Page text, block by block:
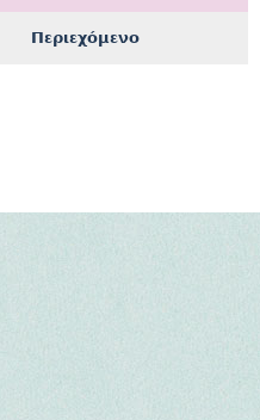
Περιεχόμενο